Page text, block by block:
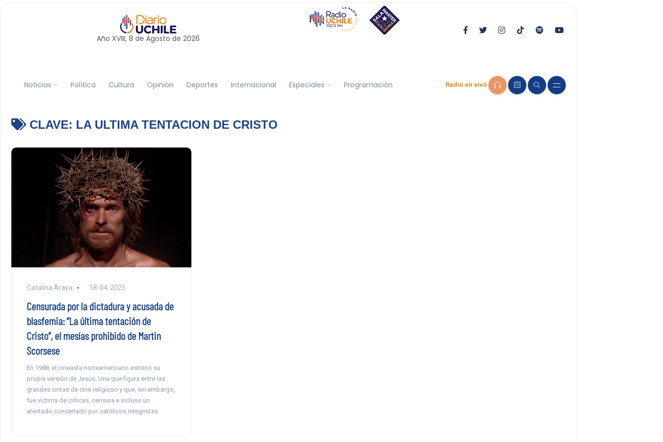
Año XVIII, 8 de Agosto de 2026
Noticias Política Cultura Opinión Deportes Internacional Especiales Programación Radio en vivo
CLAVE: LA ULTIMA TENTACION DE CRISTO
Catalina Araya 18-04-2025
Censurada por la dictadura y acusada de
blasfemia: “La última tentación de
Cristo”, el mesías prohibido de Martin
Scorsese
En 1988, el cineasta norteamericano estrenó su
propia versión de Jesús. Una que figura entre las
grandes cintas de cine religioso y que, sin embargo,
fue víctima de críticas, censura e incluso un
atentado concertado por católicos integristas.